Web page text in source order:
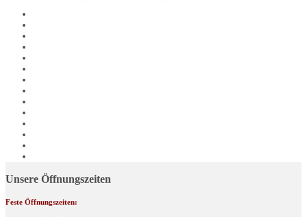
Unsere Öffnungszeiten
Feste Öffnungszeiten: